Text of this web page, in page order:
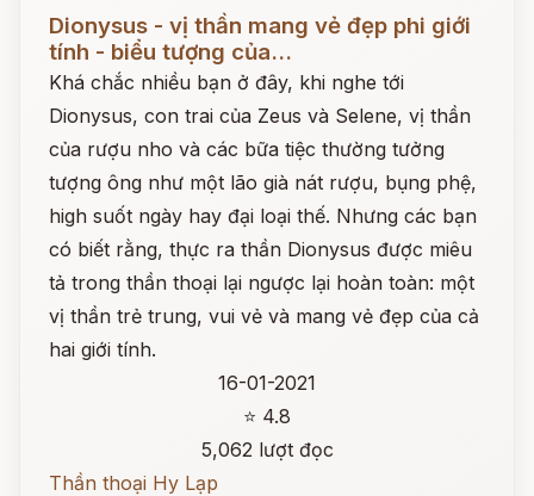
Dionysus - vị thần mang vẻ đẹp phi giới
tính - biểu tượng của...
Khá chắc nhiều bạn ở đây, khi nghe tới
Dionysus, con trai của Zeus và Selene, vị thần
của rượu nho và các bữa tiệc thường tưởng
tượng ông như một lão già nát rượu, bụng phệ,
high suốt ngày hay đại loại thế. Nhưng các bạn
có biết rằng, thực ra thần Dionysus được miêu
tả trong thần thoại lại ngược lại hoàn toàn: một
vị thần trẻ trung, vui vẻ và mang vẻ đẹp của cả
hai giới tính.
16-01-2021
⭐ 4.8
5,062 lượt đọc
Thần thoại Hy Lạp